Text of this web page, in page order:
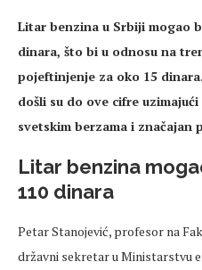
Litar benzina u Srbiji mogao
dinara, što bi u odnosu na
pojeftinjenje za oko 15
došli su do ove cifre
svetskim berzama i značajan
Litar benzina
110 dinara
Petar Stanojević, profesor na
državni sekretar u Ministarstvu